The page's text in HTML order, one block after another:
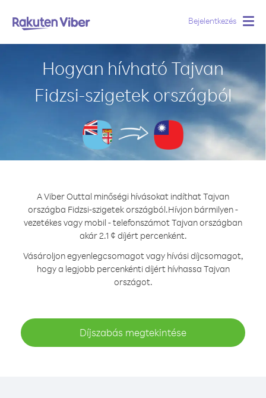
Bejelentkezés
Hogyan hívható Tajvan
Fidzsi-szigetek országból
A Viber Outtal minőségi hívásokat indíthat Tajvan
országba Fidzsi-szigetek országból.Hívjon bármilyen -
vezetékes vagy mobil - telefonszámot Tajvan országban
akár 2.1 ¢ díjért percenként.
Vásároljon egyenlegcsomagot vagy hívási díjcsomagot,
hogy a legjobb percenkénti díjért hívhassa Tajvan
országot.
Díjszabás megtekintése